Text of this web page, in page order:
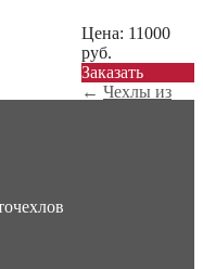
Цена: 11000
руб.
Заказать
← Чехлы из